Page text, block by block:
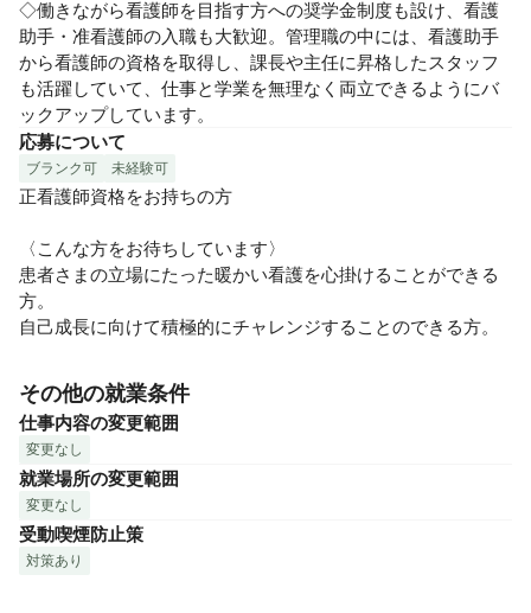
◇働きながら看護師を目指す方への奨学金制度も設け、看護
助手・准看護師の入職も大歓迎。管理職の中には、看護助手
から看護師の資格を取得し、課長や主任に昇格したスタッフ
も活躍していて、仕事と学業を無理なく両立できるようにバ
ックアップしています。
応募について
ブランク可 未経験可
正看護師資格をお持ちの方
〈こんな方をお待ちしています〉
患者さまの立場にたった暖かい看護を心掛けることができる
方。
自己成長に向けて積極的にチャレンジすることのできる方。
その他の就業条件
仕事内容の変更範囲
変更なし
就業場所の変更範囲
変更なし
受動喫煙防止策
対策あり